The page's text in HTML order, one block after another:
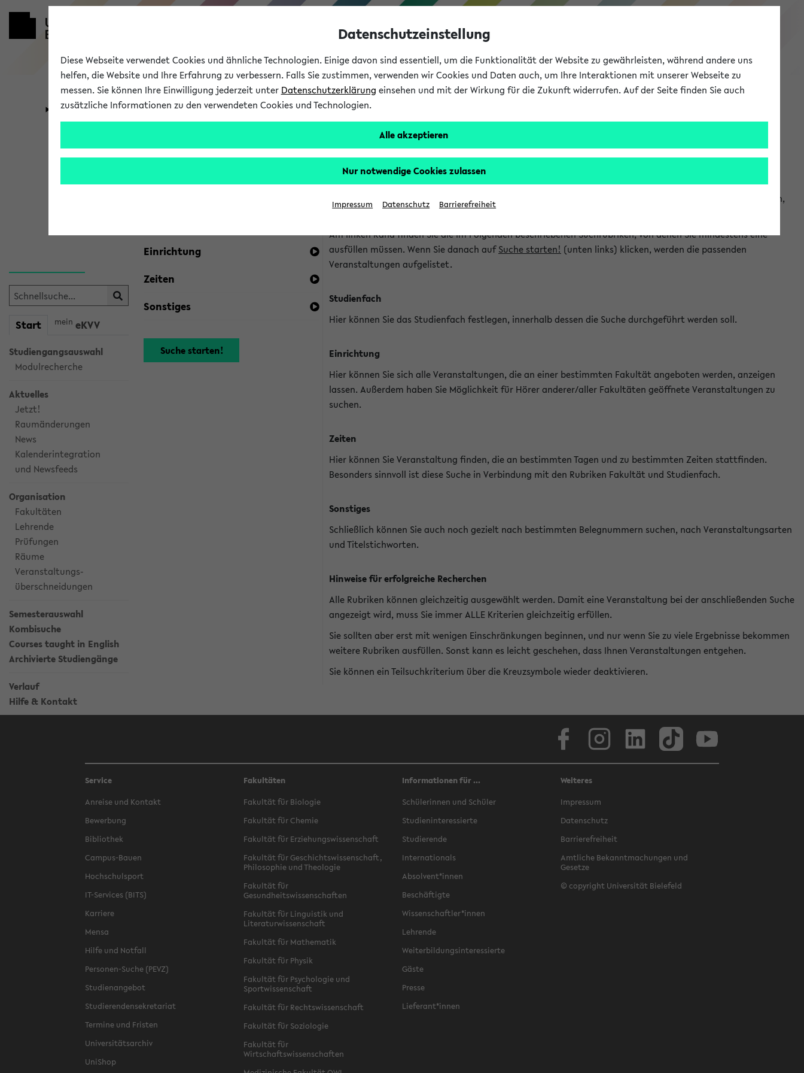
eKVV
Universität Forschung Studium
Start mein eKVV
Studiengangsauswahl
Modulrecherche
Aktuelles
Jetzt!
Raumänderungen
News
Kalenderintegration
und Newsfeeds
Organisation
Fakultäten
Lehrende
Prüfungen
Räume
Veranstaltungs-
überschneidungen
Semesterauswahl
Kombisuche
Courses taught in English
Archivierte Studiengänge
Verlauf
Hilfe & Kontakt
Kombisuche im eKVV
Ihre Suchkriterien:
Einrichtung
Zeiten
Sonstiges
Hinweise zur Kombisuche
Sie können das eKVV nach diversen Kriterien durchsuchen und so gezielt die Veranstaltungen heraussuchen,
die für Sie interessant sind.
Am linken Rand finden Sie die im Folgenden beschriebenen Suchrubriken, von denen Sie mindestens eine
ausfüllen müssen. Wenn Sie danach aufSuche starten! (unten links) klicken, werden die passenden
Veranstaltungen aufgelistet.
Studienfach
Hier können Sie das Studienfach festlegen, innerhalb dessen die Suche durchgeführt werden soll.
Einrichtung
Hier können Sie sich alle Veranstaltungen, die an einer bestimmten Fakultät angeboten werden, anzeigen
lassen. Außerdem haben Sie Möglichkeit für Hörer anderer/aller Fakultäten geöffnete Veranstaltungen zu
suchen.
Zeiten
Hier können Sie Veranstaltung finden, die an bestimmten Tagen und zu bestimmten Zeiten stattfinden.
Besonders sinnvoll ist diese Suche in Verbindung mit den Rubriken Fakultät und Studienfach.
Sonstiges
Schließlich können Sie auch noch gezielt nach bestimmten Belegnummern suchen, nach Veranstaltungsarten
und Titelstichworten.
Hinweise für erfolgreiche Recherchen
Alle Rubriken können gleichzeitig ausgewählt werden. Damit eine Veranstaltung bei der anschließenden Suche
angezeigt wird, muss Sie immer ALLE Kriterien gleichzeitig erfüllen.
Sie sollten aber erst mit wenigen Einschränkungen beginnen, und nur wenn Sie zu viele Ergebnisse bekommen
weitere Rubriken ausfüllen. Sonst kann es leicht geschehen, dass Ihnen Veranstaltungen entgehen.
Sie können ein Teilsuchkriterium über die Kreuzsymbole wieder deaktivieren.
Service
Anreise und Kontakt
Bewerbung
Bibliothek
Campus-Bauen
Hochschulsport
IT-Services (BITS)
Karriere
Mensa
Hilfe und Notfall
Personen-Suche (PEVZ)
Studienangebot
Studierendensekretariat
Termine und Fristen
Universitätsarchiv
UniShop
Fakultäten
Fakultät für Biologie
Fakultät für Chemie
Fakultät für Erziehungswissenschaft
Fakultät für Geschichtswissenschaft,
Philosophie und Theologie
Fakultät für
Gesundheitswissenschaften
Fakultät für Linguistik und
Literaturwissenschaft
Fakultät für Mathematik
Fakultät für Physik
Fakultät für Psychologie und
Sportwissenschaft
Fakultät für Rechtswissenschaft
Fakultät für Soziologie
Fakultät für
Wirtschaftswissenschaften
Informationen für ...
Schülerinnen und Schüler
Studieninteressierte
Studierende
Internationals
Absolvent*innen
Beschäftigte
Wissenschaftler*innen
Lehrende
Weiterbildungsinteressierte
Gäste
Presse
Lieferant*innen
Weiteres
Impressum
Datenschutz
Barrierefreiheit
Amtliche Bekanntmachungen und
Gesetze
© copyright Universität Bielefeld
Datenschutzeinstellung
Diese Webseite verwendet Cookies und ähnliche Technologien. Einige davon sind essentiell, um die Funktionalität der Website zu gewährleisten, während andere uns
helfen, die Website und Ihre Erfahrung zu verbessern. Falls Sie zustimmen, verwenden wir Cookies und Daten auch, um Ihre Interaktionen mit unserer Webseite zu
messen. Sie können Ihre Einwilligung jederzeit unter Datenschutzerklärung einsehen und mit der Wirkung für die Zukunft widerrufen. Auf der Seite finden Sie auch
zusätzliche Informationen zu den verwendeten Cookies und Technologien.
Alle akzeptieren
Nur notwendige Cookies zulassen
Impressum Datenschutz Barrierefreiheit